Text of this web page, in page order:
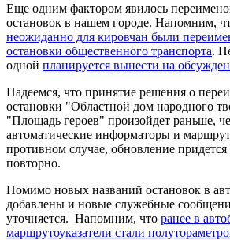
Еще одним фактором явилось
остановок в нашем городе. Напомним,
неожиданно для кировчан были
остановки общественного транспорта.
одной планируется вынести на
Надеемся, что принятие решения о
остановки "Областной дом народного
"Площадь героев" произойдет раньше,
автоматические информаторы и
противном случае, обновление
повторно.
Помимо новых названий остановок в
добавлены и новые служебные
уточняется. Напомним, что ранее в
маршрутоуказатели стали